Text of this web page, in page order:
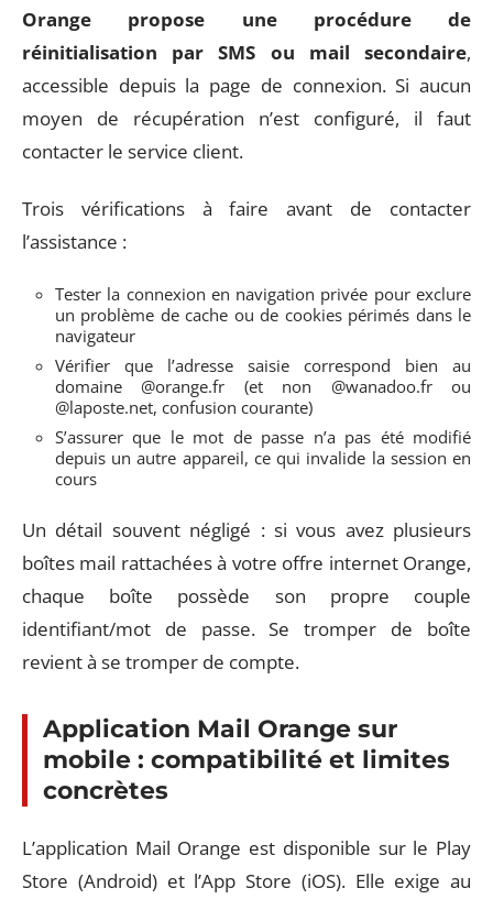
Orange propose une procédure de
réinitialisation par SMS ou mail secondaire,
accessible depuis la page de connexion. Si aucun
moyen de récupération n’est configuré, il faut
contacter le service client.
Trois vérifications à faire avant de contacter
l’assistance :
Tester la connexion en navigation privée pour exclure
un problème de cache ou de cookies périmés dans le
navigateur
Vérifier que l’adresse saisie correspond bien au
domaine @orange.fr (et non @wanadoo.fr ou
@laposte.net, confusion courante)
S’assurer que le mot de passe n’a pas été modifié
depuis un autre appareil, ce qui invalide la session en
cours
Un détail souvent négligé : si vous avez plusieurs
boîtes mail rattachées à votre offre internet Orange,
chaque boîte possède son propre couple
identifiant/mot de passe. Se tromper de boîte
revient à se tromper de compte.
Application Mail Orange sur
mobile : compatibilité et limites
concrètes
L’application Mail Orange est disponible sur le Play
Store (Android) et l’App Store (iOS). Elle exige au